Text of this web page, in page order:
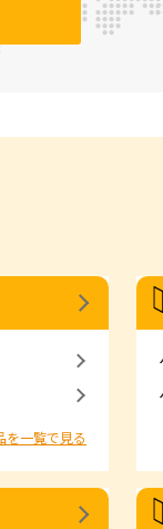
を一覧で見る